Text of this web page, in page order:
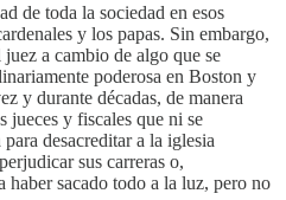
de toda la sociedad en esos
y los papas. Sin embargo,
a cambio de algo que se
poderosa en Boston y
y durante décadas, de manera
jueces y fiscales que ni se
desacreditar a la iglesia
sus carreras o,
haber sacado todo a la luz, pero no